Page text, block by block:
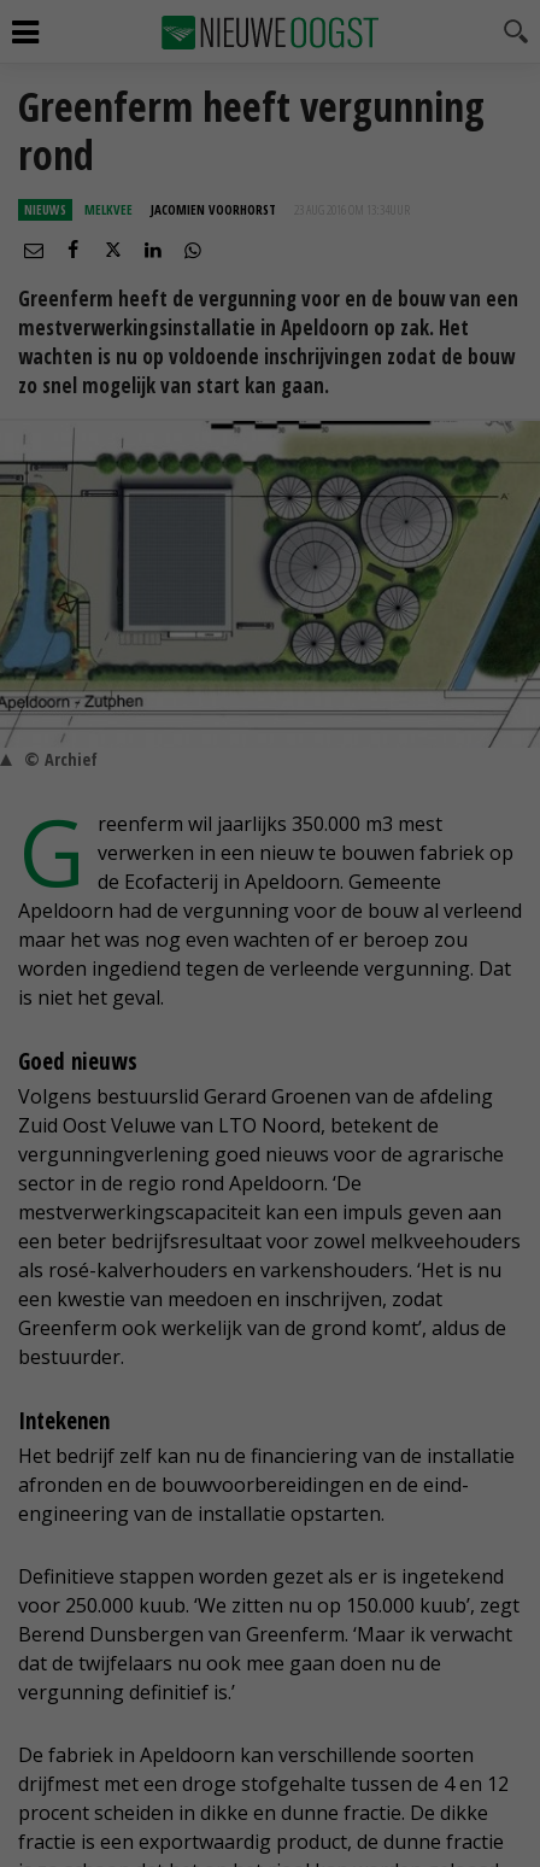
Greenferm heeft vergunning
rond
NIEUWS MELKVEE JACOMIEN VOORHORST 23 AUG 2016 OM 13:34
Greenferm heeft de vergunning voor en de bouw van een
mestverwerkingsinstallatie in Apeldoorn op zak. Het
wachten is nu op voldoende inschrijvingen zodat de bouw
zo snel mogelijk van start kan gaan.
© Archief
G
reenferm wil jaarlijks 350.000 m3 mest
verwerken in een nieuw te bouwen fabriek op
de Ecofacterij in Apeldoorn. Gemeente
Apeldoorn had de vergunning voor de bouw al verleend
maar het was nog even wachten of er beroep zou
worden ingediend tegen de verleende vergunning. Dat
is niet het geval.
Goed nieuws
Volgens bestuurslid Gerard Groenen van de afdeling
Zuid Oost Veluwe van LTO Noord, betekent de
vergunningverlening goed nieuws voor de agrarische
sector in de regio rond Apeldoorn. ‘De
mestverwerkingscapaciteit kan een impuls geven aan
een beter bedrijfsresultaat voor zowel melkveehouders
als rosé-kalverhouders en varkenshouders. ‘Het is nu
een kwestie van meedoen en inschrijven, zodat
Greenferm ook werkelijk van de grond komt’, aldus de
bestuurder.
Intekenen
Het bedrijf zelf kan nu de financiering van de installatie
afronden en de bouwvoorbereidingen en de eind-
engineering van de installatie opstarten.
Definitieve stappen worden gezet als er is ingetekend
voor 250.000 kuub. ‘We zitten nu op 150.000 kuub’, zegt
Berend Dunsbergen van Greenferm. ‘Maar ik verwacht
dat de twijfelaars nu ook mee gaan doen nu de
vergunning definitief is.’
De fabriek in Apeldoorn kan verschillende soorten
drijfmest met een droge stofgehalte tussen de 4 en 12
procent scheiden in dikke en dunne fractie. De dikke
fractie is een exportwaardig product, de dunne fractie